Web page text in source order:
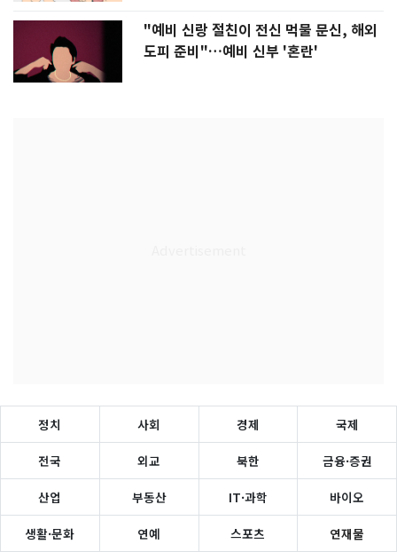
"예비 신랑 절친이 전신 먹물 문신, 해외
도피 준비"…예비 신부 '혼란'
정치 사회 경제 국제
전국 외교 북한 금융·증권
산업 부동산 IT·과학 바이오
생활·문화 연예 스포츠 연재물